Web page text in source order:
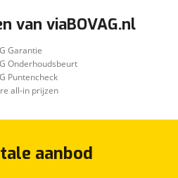
van viaBOVAG.nl
Garantie
Onderhoudsbeurt
Puntencheck
all-in prijzen
aanbod